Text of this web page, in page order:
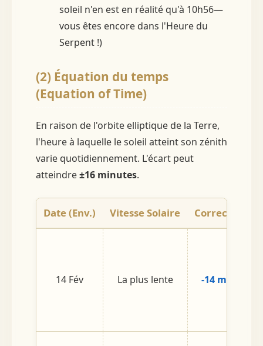
soleil n'en est en réalité qu'à 10h56—
vous êtes encore dans l'Heure du
Serpent !)
(2) Équation du temps
(Equation of Time)
En raison de l'orbite elliptique de la Terre,
l'heure à laquelle le soleil atteint son zénith
varie quotidiennement. L'écart peut
atteindre±16 minutes.
Date (Env.) Vitesse Solaire Correction
14 Fév La plus lente -14 mins